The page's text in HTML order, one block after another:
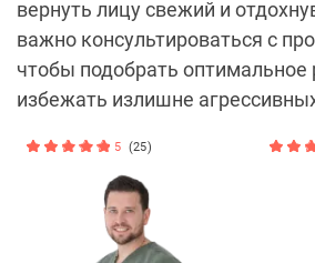
вернуть лицу свежий и
важно консультироваться с
чтобы подобрать оптимальное
избежать излишне
5 (25)